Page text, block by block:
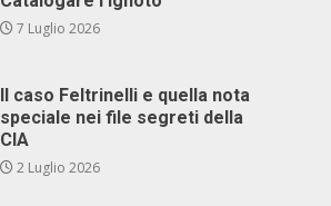
7 Luglio 2026
Il caso Feltrinelli e quella nota
speciale nei file segreti della
CIA
2 Luglio 2026